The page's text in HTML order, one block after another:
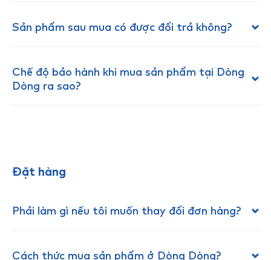
Sản phẩm sau mua có được đổi trả không?
Chế độ bảo hành khi mua sản phẩm tại Dòng
Dòng ra sao?
Đặt hàng
Phải làm gì nếu tôi muốn thay đổi đơn hàng?
Cách thức mua sản phẩm ở Dòng Dòng?